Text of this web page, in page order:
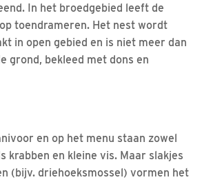
In het broedgebied leeft de
toendrameren. Het nest wordt
in open gebied en is niet meer dan
grond, bekleed met dons en
en op het menu staan zowel
krabben en kleine vis. Maar slakjes
(bijv. driehoeksmossel) vormen het